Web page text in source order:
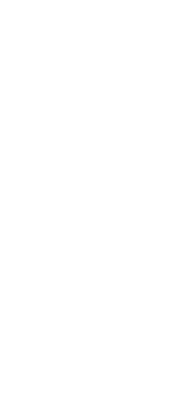
Ukoliko želite da